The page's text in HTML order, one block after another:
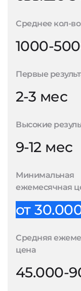
Среднее кол-
1000-
Первые
2-3 мес
Высокие
9-12 мес
Минимальная
ежемесячная
от
Средняя
цена
45.000-